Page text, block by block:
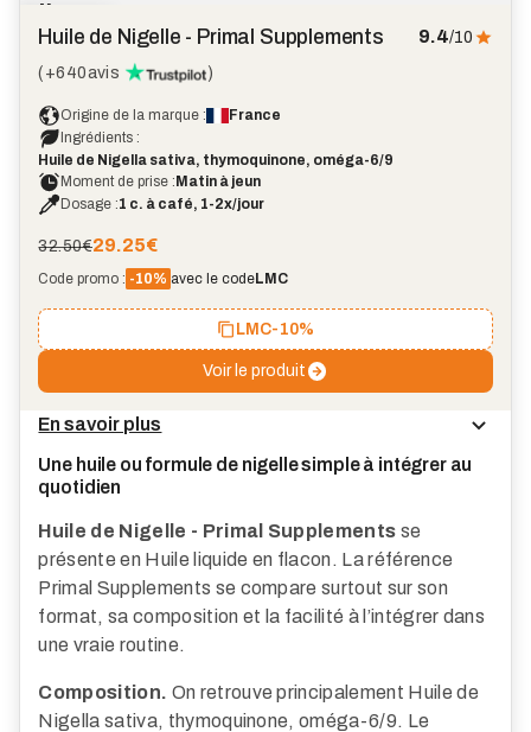
Marque
coup
de
cœur
Huile de Nigelle - Primal Supplements 9.4/10
( +640avis )
Origine de la marque :
France
Ingrédients :
Huile de Nigella sativa, thymoquinone, oméga-6/9
Moment de prise : Matin à jeun
Dosage :1 c. à café, 1-2x/jour
32.50€29.25€
Code promo : -10% avec le codeLMC
LMC-10%
Voir le produit
En savoir plus
Une huile ou formule de nigelle simple à intégrer au
quotidien
Huile de Nigelle - Primal Supplements se
présente en Huile liquide en flacon. La référence
Primal Supplements se compare surtout sur son
format, sa composition et la facilité à l’intégrer dans
une vraie routine.
Composition. On retrouve principalement Huile de
Nigella sativa, thymoquinone, oméga-6/9. Le